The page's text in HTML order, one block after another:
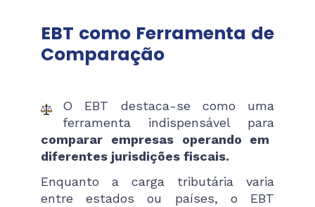
EBT como Ferramenta de
Comparação
O EBT destaca-se como uma
ferramenta indispensável para
comparar empresas operando em
diferentes jurisdições fiscais.
Enquanto a carga tributária varia
entre estados ou países, o EBT